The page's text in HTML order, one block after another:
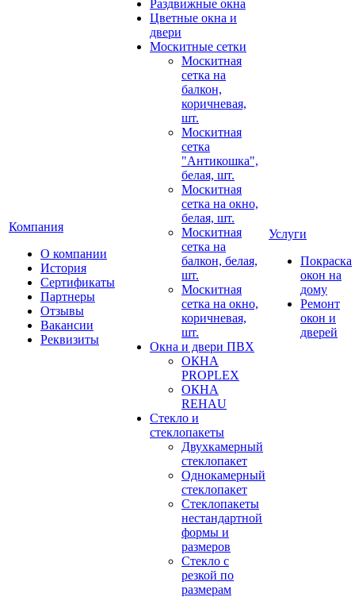
Компания
О компании
История
Сертификаты
Партнеры
Отзывы
Вакансии
Реквизиты
Раздвижные окна
Цветные окна и
двери
Москитные сетки
Москитная
сетка на
балкон,
коричневая,
шт.
Москитная
сетка
"Антикошка",
белая, шт.
Москитная
сетка на окно,
белая, шт.
Москитная
сетка на
балкон, белая,
шт.
Москитная
сетка на окно,
коричневая,
шт.
Окна и двери ПВХ
ОКНА
PROPLEX
ОКНА
REHAU
Стекло и
стеклопакеты
Двухкамерный
стеклопакет
Однокамерный
стеклопакет
Стеклопакеты
нестандартной
формы и
размеров
Стекло с
резкой по
размерам
Услуги
Покраска
окон на
дому
Ремонт
окон и
дверей